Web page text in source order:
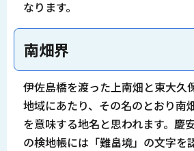
なります。
南畑界
伊佐島橋を渡った上南畑と東大久
地域にあたり、その名のとおり南
を意味する地名と思われます。慶
の検地帳には「難畠境」の文字を